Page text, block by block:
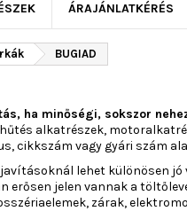
ÁRAJÁNLATKÉRÉS
BUGIAD
ha minőségi, sokszor
alkatrészek,
cikkszám vagy gyári szám
javításoknál lehet különösen
erősen jelen vannak a
zárak,